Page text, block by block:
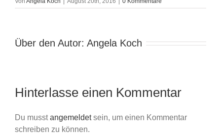
Über den Autor: Angela Koch
Hinterlasse einen Kommentar
Du musstangemeldetsein, um einen Kommentar
schreiben zu können.